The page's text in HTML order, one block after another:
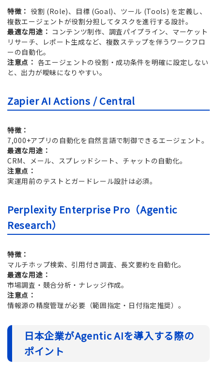
特徴： 役割 (Role)、目標 (Goal)、ツール (Tools) を定義し、
複数エージェントが役割分担してタスクを進行する設計。
最適な用途： コンテンツ制作、調査パイプライン、マーケット
リサーチ、レポート生成など、複数ステップを伴うワークフロ
ーの自動化。
注意点： 各エージェントの役割・成功条件を明確に設定しない
と、出力が曖昧になりやすい。
Zapier AI Actions / Central
特徴：
7,000+アプリの自動化を自然言語で制御できるエージェント。
最適な用途：
CRM、メール、スプレッドシート、チャットの自動化。
注意点：
実運用前のテストとガードレール設計は必須。
Perplexity Enterprise Pro（Agentic
Research）
特徴：
マルチホップ検索、引用付き調査、長文要約を自動化。
最適な用途：
市場調査・競合分析・ナレッジ作成。
注意点：
情報源の精度管理が必要（範囲指定・日付指定推奨）。
日本企業がAgentic AIを導入する際の
ポイント